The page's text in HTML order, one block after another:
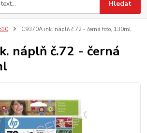
Hledat
C9370A ink. náplň č.72 - černá foto, 130ml
náplň č.72 - černá